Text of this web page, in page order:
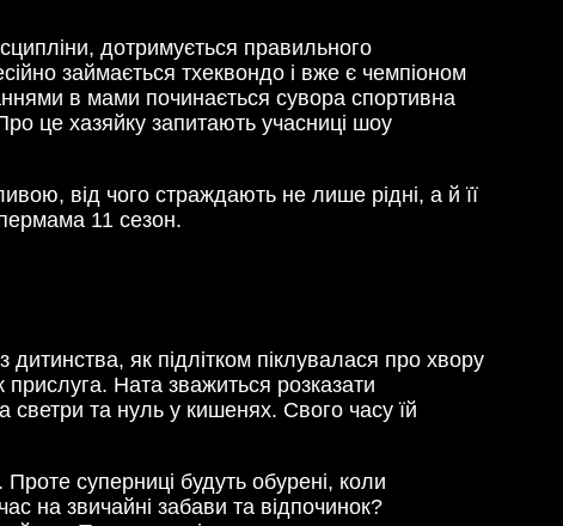
дотримується правильного
займається тхеквондо і вже є чемпіоном
в мами починається сувора спортивна
це хазяйку запитають учасниці шоу
від чого страждають не лише рідні, а й її
11 сезон.
як підлітком піклувалася про хвору
Ната зважиться розказати
та нуль у кишенях. Свого часу їй
суперниці будуть обурені, коли
на звичайні забави та відпочинок?